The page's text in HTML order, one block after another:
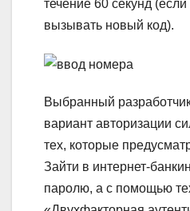
течение 60 секунд
вызывать новый код).
Выбранный
вариант авторизации
тех, которые
Зайти в интернет-
паролю, а с помощью